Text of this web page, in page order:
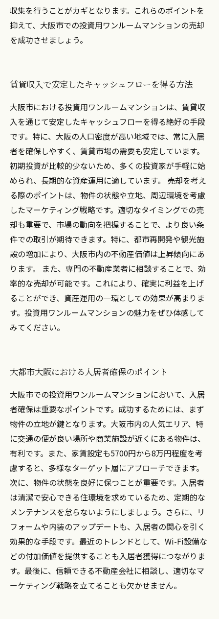
収集を行うことがカギとなります。これらのポイントを
抑えて、大阪市での投資用ワンルームマンションの売却
を成功させましょう。
賃貸収入で安定したキャッシュフローを得る方法
大阪市における投資用ワンルームマンションは、賃貸収
入を通じて安定したキャッシュフローを得る絶好の手段
です。特に、大阪の人口密度が高い地域では、常に入居
者を確保しやすく、賃貸市場の需要も安定しています。
初期投資が比較的少ないため、多くの投資家が手軽に始
められ、長期的な資産運用に適しています。 売却を考え
る際のポイントは、物件の状態や立地、周辺環境を考慮
したマーケティング戦略です。適切なタイミングでの売
却も重要で、市場の動向を把握することで、より良い条
件での取引が期待できます。特に、都市再開発や観光施
設の増加により、大阪市内の不動産価値は上昇傾向にあ
ります。 また、専門の不動産業者に相談することで、効
率的な売却が可能です。これにより、確実に利益を上げ
ることができ、資産運用の一環としての効果が高まりま
す。投資用ワンルームマンションの魅力をぜひ体感して
みてください。
大都市大阪における入居者確保のポイント
大阪市での投資用ワンルームマンションにおいて、入居
者確保は重要なポイントです。成功するためには、まず
物件の立地が鍵となります。大阪市内の人気エリア、特
に交通の便が良い場所や商業施設が近くにある物件は、
有利です。また、家賃設定も5700円から8万円程度を考
慮すると、多様なターゲット層にアプローチできます。
次に、物件の状態を良好に保つことが重要です。入居者
は清潔で安心できる住環境を求めているため、定期的な
メンテナンスを怠らないようにしましょう。さらに、リ
フォームや内装のアップデートも、入居者の関心を引く
効果的な手段です。最近のトレンドとして、Wi-Fi設備な
どの付加価値を提供することも入居者獲得につながりま
す。最後に、信頼できる不動産会社に相談し、適切なマ
ーケティング戦略を立てることも欠かせません。